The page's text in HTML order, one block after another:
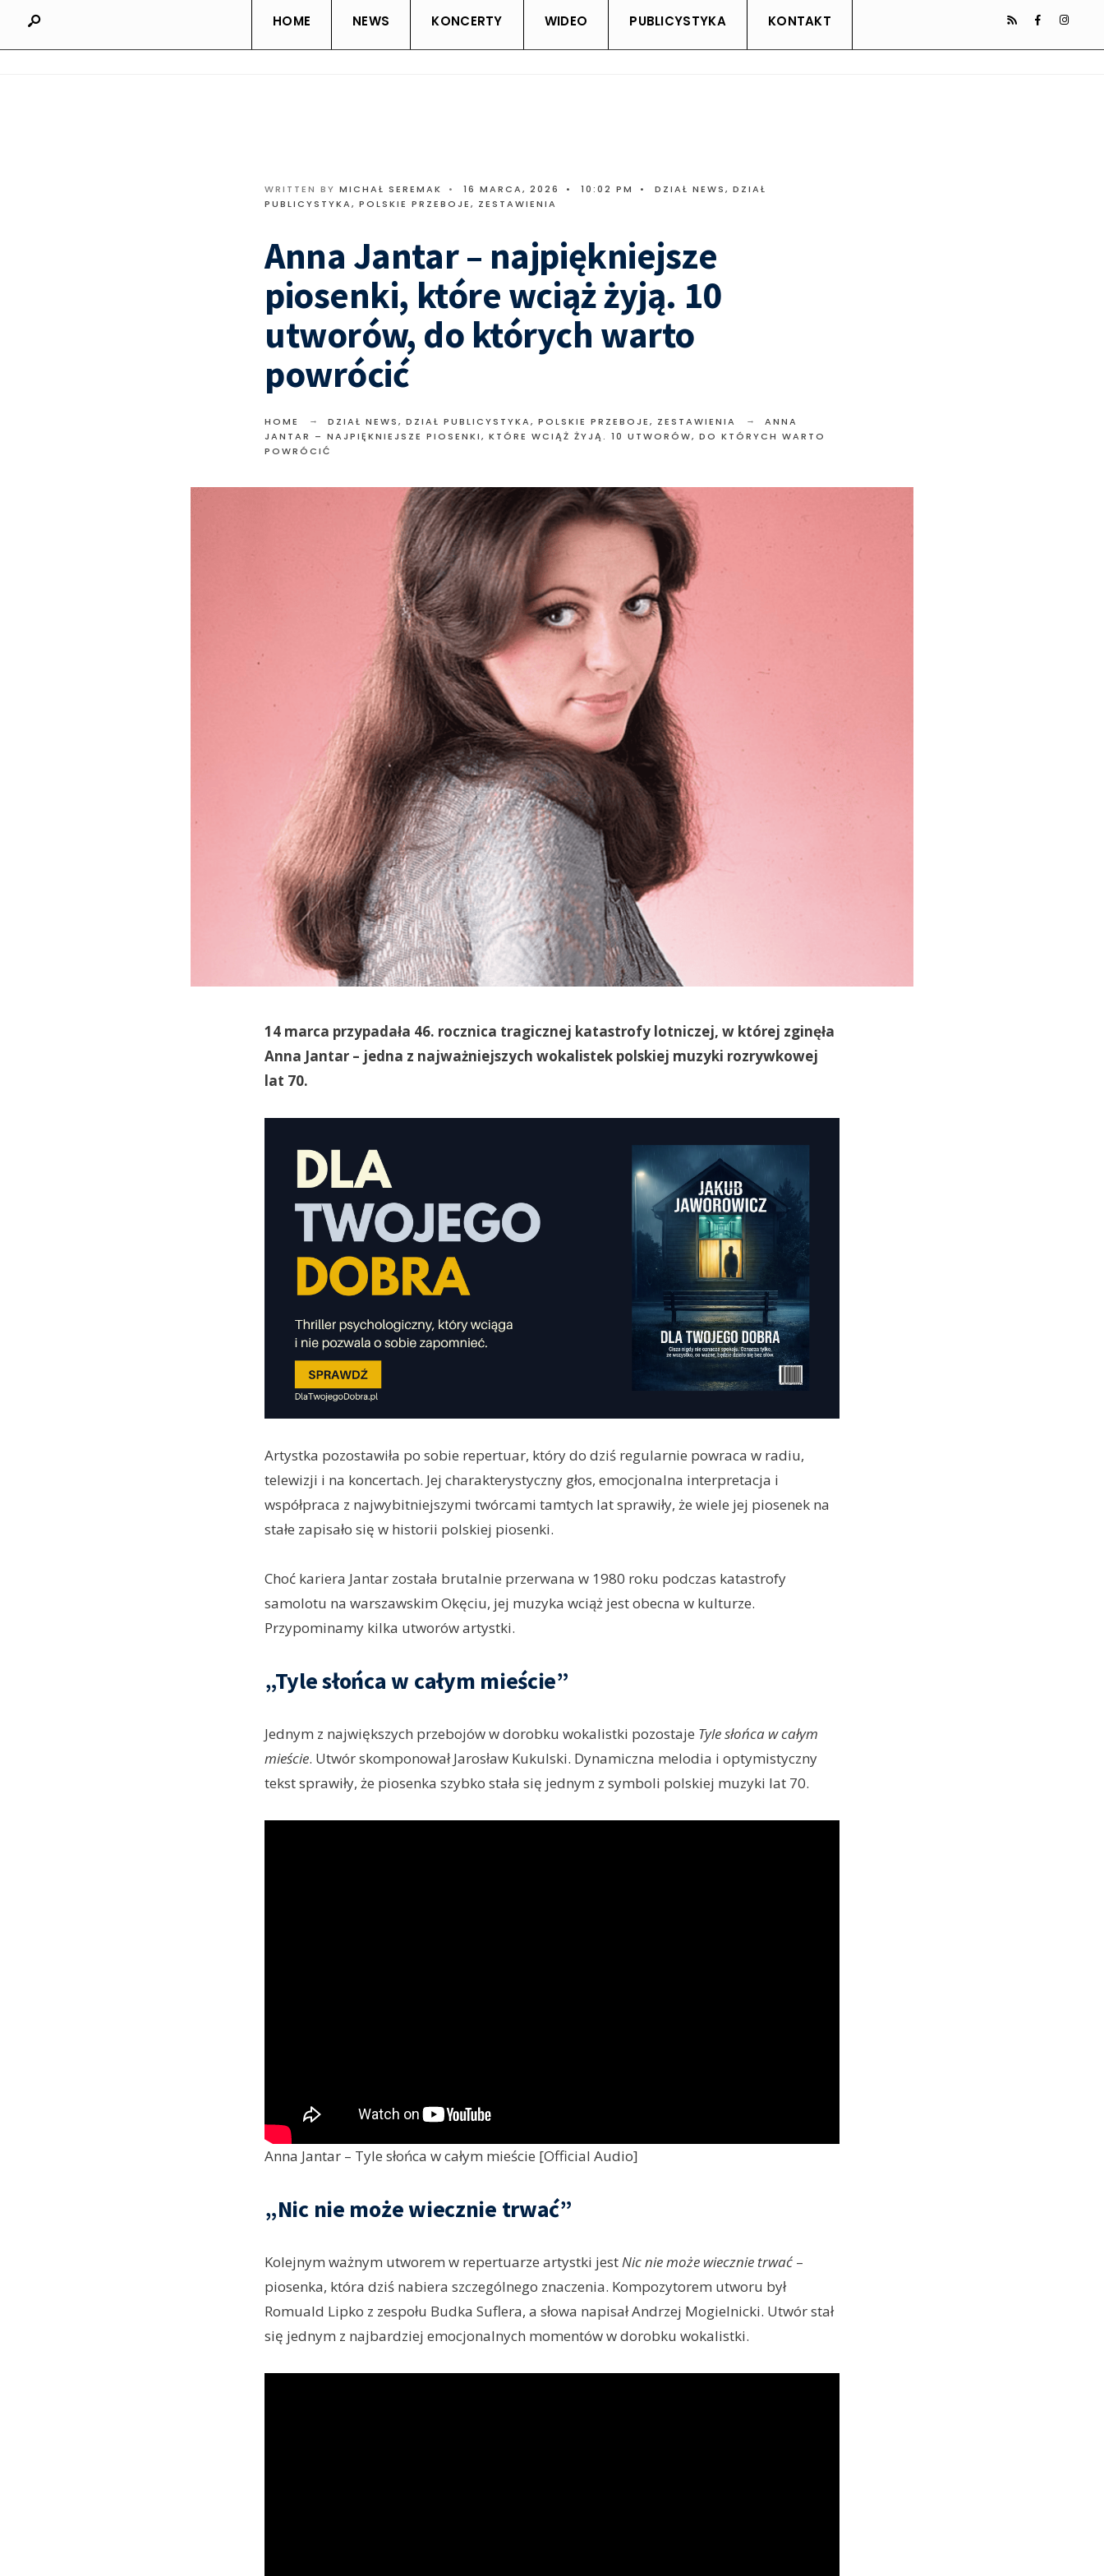
HOME NEWS KONCERTY WIDEO PUBLICYSTYKA KONTAKT
WRITTEN BY MICHAŁ SEREMAK • 16 MARCA, 2026 • 10:02 PM • DZIAŁ NEWS, DZIAŁ
PUBLICYSTYKA, POLSKIE PRZEBOJE, ZESTAWIENIA
Anna Jantar – najpiękniejsze
piosenki, które wciąż żyją. 10
utworów, do których warto
powrócić
HOME DZIAŁ NEWS, DZIAŁ PUBLICYSTYKA, POLSKIE PRZEBOJE, ZESTAWIENIA
ANNA
JANTAR – NAJPIĘKNIEJSZE PIOSENKI, KTÓRE WCIĄŻ ŻYJĄ. 10 UTWORÓW, DO KTÓRYCH WARTO
POWRÓCIĆ
14 marca przypadała 46. rocznica tragicznej katastrofy lotniczej, w której zginęła
Anna Jantar – jedna z najważniejszych wokalistek polskiej muzyki rozrywkowej
lat 70.
Artystka pozostawiła po sobie repertuar, który do dziś regularnie powraca w radiu,
telewizji i na koncertach. Jej charakterystyczny głos, emocjonalna interpretacja i
współpraca z najwybitniejszymi twórcami tamtych lat sprawiły, że wiele jej piosenek na
stałe zapisało się w historii polskiej piosenki.
Choć kariera Jantar została brutalnie przerwana w 1980 roku podczas katastrofy
samolotu na warszawskim Okęciu, jej muzyka wciąż jest obecna w kulturze.
Przypominamy kilka utworów artystki.
„Tyle słońca w całym mieście”
Jednym z największych przebojów w dorobku wokalistki pozostaje Tyle słońca w całym
mieście. Utwór skomponował Jarosław Kukulski. Dynamiczna melodia i optymistyczny
tekst sprawiły, że piosenka szybko stała się jednym z symboli polskiej muzyki lat 70.
Anna Jantar – Tyle słońca w całym mieście [Official Audio]
„Nic nie może wiecznie trwać”
Kolejnym ważnym utworem w repertuarze artystki jestNic nie może wiecznie trwać–
piosenka, która dziś nabiera szczególnego znaczenia. Kompozytorem utworu był
Romuald Lipko z zespołu Budka Suflera, a słowa napisał Andrzej Mogielnicki. Utwór stał
się jednym z najbardziej emocjonalnych momentów w dorobku wokalistki.